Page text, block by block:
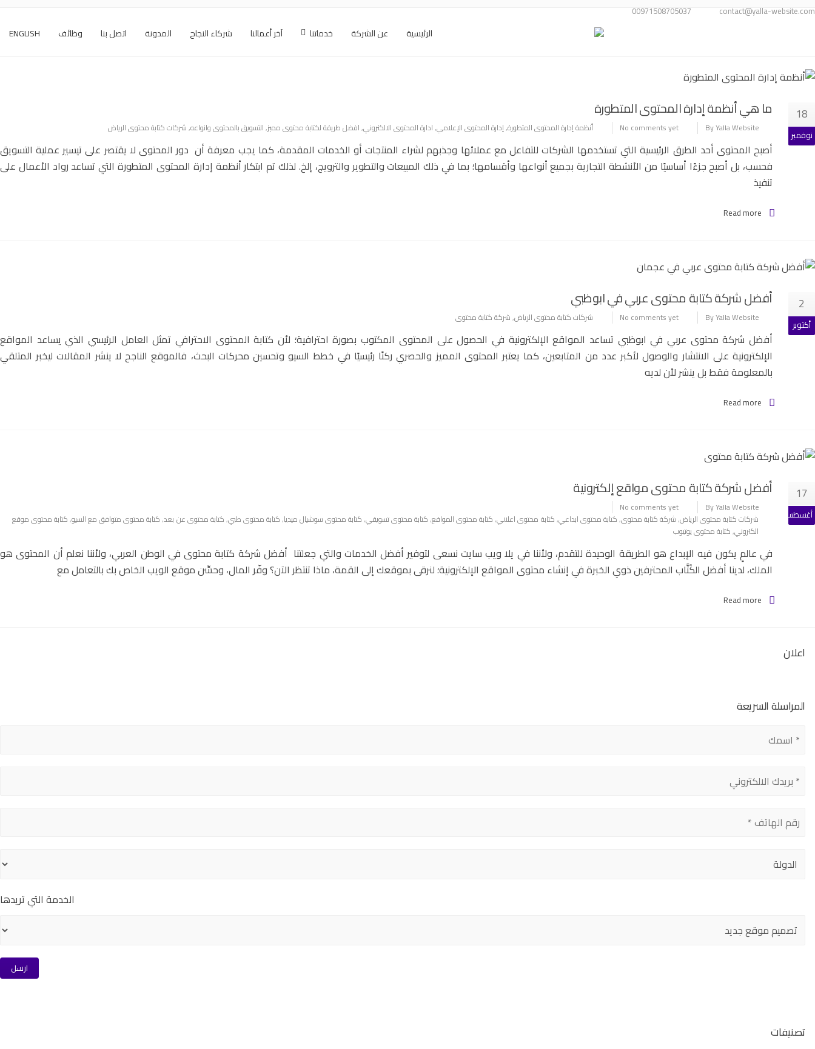
contact@yalla-website.com
00971508705037
الرئيسية عن الشركة خدماتنا آخر أعمالنا شركاء النجاح المدونة اتصل بنا وظائف ENGLISH
18
نوفمبر
ما هي أنظمة إدارة المحتوى المتطورة
By Yalla Website
No comments yet أنظمة إدارة المحتوى المتطورة,إدارة المحتوى الإعلامي,ادارة المحتوى الالكتروني,افضل طريقة لكتابة محتوى مميز,التسويق بالمحتوى وانواعه,شركات كتابة محتوى الرياض
أصبح المحتوى أحد الطرق الرئيسية التي تستخدمها الشركات للتفاعل مع عملائها وجذبهم لشراء المنتجات أو الخدمات المقدمة، كما يجب معرفة أن دور المحتوى لا يقتصر على تيسير عملية التسويق
فحسب، بل أصبح جزءًا أساسيًا من الأنشطة التجارية بجميع أنواعها وأقسامها؛ بما في ذلك المبيعات والتطوير والترويج، إلخ. لذلك تم ابتكار أنظمة إدارة المحتوى المتطورة التي تساعد رواد الأعمال على
تنفيذ
Read more
2
أكتوبر
أفضل شركة كتابة محتوى عربي في ابوظبي
By Yalla Website
No comments yet شركات كتابة محتوى الرياض,شركة كتابة محتوى
أفضل شركة محتوى عربي في ابوظبي تساعد المواقع الإلكترونية في الحصول على المحتوى المكتوب بصورة احترافية؛ لأن كتابة المحتوى الاحترافي تمثل العامل الرئيسي الذي يساعد المواقع
الإلكترونية على الانتشار والوصول لأكبر عدد من المتابعين، كما يعتبر المحتوى المميز والحصري ركنًا رئيسيًا في خطط السيو وتحسين محركات البحث، فالموقع الناجح لا ينشر المقالات ليخبر المتلقي
بالمعلومة فقط بل ينشر لأن لديه
Read more
17
أغسطس
أفضل شركة كتابة محتوى مواقع إلكترونية
By Yalla Website
No comments yet
شركات كتابة محتوى الرياض,شركة كتابة محتوى,كتابة محتوى ابداعي,كتابة محتوى اعلاني,كتابة محتوى المواقع,كتابة محتوى تسويقي,كتابة محتوى سوشيال ميديا,كتابة محتوى طبي,كتابة محتوى عن بعد,كتابة محتوى متوافق مع السيو,كتابة محتوى موقع
الكتروني,كتابة محتوى يوتيوب
في عالمٍ يكون فيه الإبداع هو الطريقة الوحيدة للتقدم، ولأننا في يلا ويب سايت نسعى لتوفير أفضل الخدمات والتي جعلتنا أفضل شركة كتابة محتوى في الوطن العربي، ولأننا نعلم أن المحتوى هو
الملك، لدينا أفضل الكُتَّاب المحترفين ذوي الخبرة في إنشاء محتوى المواقع الإلكترونية؛ لنرقى بموقعك إلى القمة، ماذا تنتظر الآن؟ وفّر المال، وحسِّن موقع الويب الخاص بك بالتعامل مع
Read more
اعلان
المراسلة السريعة
الخدمة التي تريدها
تصنيفات